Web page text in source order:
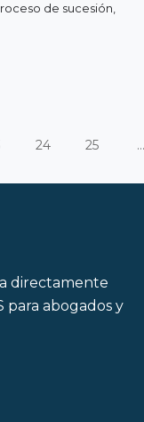
de sucesión,
24 25 ...
directamente
para abogados y